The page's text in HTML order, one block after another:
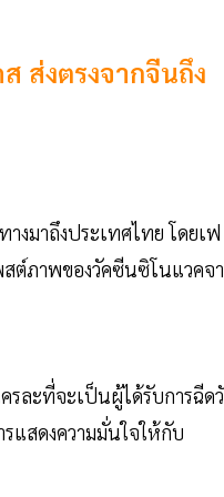
ส่งตรงจากจีนถึง
งมาถึงประเทศไทย โดยเฟ
สต์ภาพของวัคซีนซิโนแวคจ
รละที่จะเป็นผู้ได้รับการฉีด
แสดงความมั่นใจให้กับ